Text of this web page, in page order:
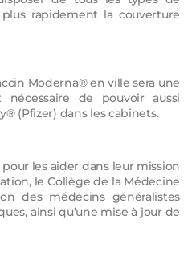
rapidement la couverture
Moderna® en ville sera une
de pouvoir aussi
(Pfizer) dans les cabinets.
les aider dans leur mission
le Collège de la Médecine
des médecins généralistes
ainsi qu’une mise à jour de